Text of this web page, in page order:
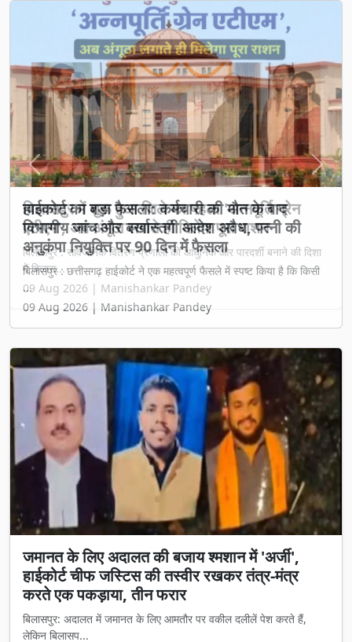
बिलासपुर में शुरू हुआ जिले का पहला 'अन्नपूर्ति ग्रेन
एटीएम', अब अंगूठा लगाते ही मिलेगा पूरा राशन
बिलासपुर : सार्वजनिक वितरण प्रणाली को आधुनिक और पारदर्शी बनाने की दिशा
में बिलास...
09 Aug 2026 | Manishankar Pandey
Previous Next
जमानत के लिए अदालत की बजाय श्मशान में 'अर्जी',
हाईकोर्ट चीफ जस्टिस की तस्वीर रखकर तंत्र-मंत्र
करते एक पकड़ाया, तीन फरार
बिलासपुर: अदालत में जमानत के लिए आमतौर पर वकील दलीलें पेश करते हैं,
लेकिन बिलासप...